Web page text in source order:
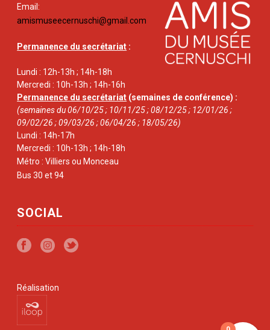
Email:
amismuseecernuschi@gmail.com
Permanence du secrétariat :
Lundi : 12h-13h ; 14h-18h
Mercredi : 10h-13h ; 14h-16h
Permanence du secrétariat (semaines de conférence) :
(semaines du 06/10/25 ; 10/11/25 ; 08/12/25 ; 12/01/26 ;
09/02/26 ; 09/03/26 ; 06/04/26 ; 18/05/26)
Lundi : 14h-17h
Mercredi : 10h-13h ; 14h-18h
Métro : Villiers ou Monceau
Bus 30 et 94
SOCIAL
Réalisation